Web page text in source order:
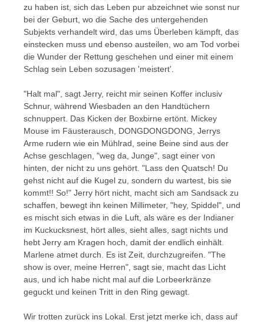
zu haben ist, sich das Leben pur abzeichnet wie sonst nur
bei der Geburt, wo die Sache des untergehenden
Subjekts verhandelt wird, das ums Überleben kämpft, das
einstecken muss und ebenso austeilen, wo am Tod vorbei
die Wunder der Rettung geschehen und einer mit einem
Schlag sein Leben sozusagen 'meistert'.
"Halt mal", sagt Jerry, reicht mir seinen Koffer inclusiv
Schnur, während Wiesbaden an den Handtüchern
schnuppert. Das Kicken der Boxbirne ertönt. Mickey
Mouse im Fäusterausch, DONGDONGDONG, Jerrys
Arme rudern wie ein Mühlrad, seine Beine sind aus der
Achse geschlagen, "weg da, Junge", sagt einer von
hinten, der nicht zu uns gehört. "Lass den Quatsch! Du
gehst nicht auf die Kugel zu, sondern du wartest, bis sie
kommt!! So!" Jerry hört nicht, macht sich am Sandsack zu
schaffen, bewegt ihn keinen Millimeter, "hey, Spiddel", und
es mischt sich etwas in die Luft, als wäre es der Indianer
im Kuckucksnest, hört alles, sieht alles, sagt nichts und
hebt Jerry am Kragen hoch, damit der endlich einhält.
Marlene atmet durch. Es ist Zeit, durchzugreifen. "The
show is over, meine Herren", sagt sie, macht das Licht
aus, und ich habe nicht mal auf die Lorbeerkränze
geguckt und keinen Tritt in den Ring gewagt.
Wir trotten zurück ins Lokal. Erst jetzt merke ich, dass auf